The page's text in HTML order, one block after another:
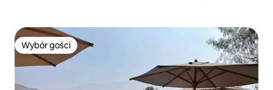
Wybór gości
Wybór gości